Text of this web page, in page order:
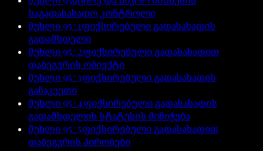
საგადასახადო კონტროლი
მუხლი 95^1ფიქსირებული გადასახადის
გადამხდელი
მუხლი 95^2ფიქსირებული გადასახადით
დაბეგვრის ობიექტი
მუხლი 95^3ფიქსირებული გადასახადის
განაკვეთი
მუხლი 95^4ფიქსირებული გადასახადის
გადამხდელის სტატუსის მინიჭება
მუხლი 95^5ფიქსირებული გადასახადით
დაბეგვრის პირობები